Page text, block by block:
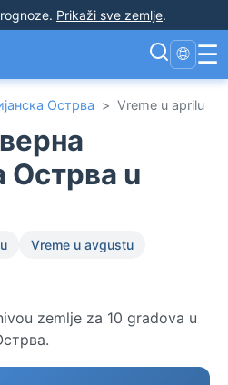
. Prikaži sve zemlje.
🌐 ☰
Острва > Vreme u aprilu
Острва u
Vreme u avgustu
zemlje za 10 gradova u